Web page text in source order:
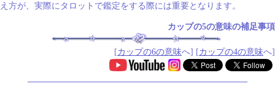
え方が、実際にタロットで鑑定をする際には重要となります。
カップの5の意味の補足事項
[カップの6の意味へ] [カップの4の意味へ]